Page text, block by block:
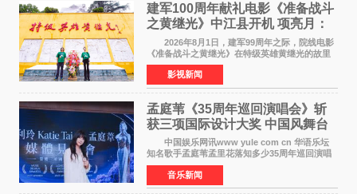
建军100周年献礼电影《准备战斗
之黄继光》中江县开机 项亮月：
以光影为笔，书写英雄赞歌
2026年8月1日，建军99周年之际，院线电影
《准备战斗之黄继光》在特级英雄黄继光的故里
——四川省德阳市中江县黄继光出生地正式开
机。本片出品人、总制片人项亮月主持开机仪
式，&zwnj;特级英雄
影视新闻
孟庭苇《35周年巡回演唱会》斩
获三项国际设计大奖 中国风舞台
美学获全球认可
中国娱乐网讯www yule com cn 华语乐坛
知名歌手孟庭苇孟里花落知多少35周年巡回演唱
会再传喜讯。该演唱会先后荣获美国MUSE
Creative Awards白金奖（Platinum Winner）、
英国London Design
音乐新闻